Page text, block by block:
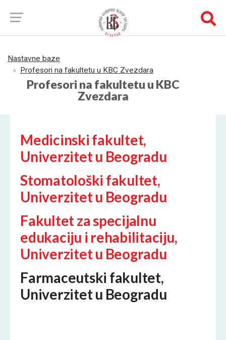
Nastavne baze
Profesori na fakultetu u KBC Zvezdara
Profesori na fakultetu u KBC
Zvezdara
Medicinski fakultet,
Univerzitet u Beogradu
Stomatološki fakultet,
Univerzitet u Beogradu
Fakultet za specijalnu
edukaciju i rehabilitaciju,
Univerzitet u Beogradu
Farmaceutski fakultet,
Univerzitet u Beogradu